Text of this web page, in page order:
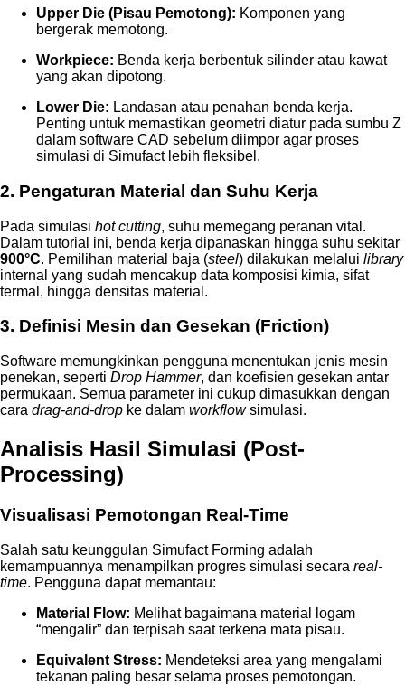
Upper Die (Pisau Pemotong): Komponen yang
bergerak memotong.
Workpiece: Benda kerja berbentuk silinder atau kawat
yang akan dipotong.
Lower Die: Landasan atau penahan benda kerja.
Penting untuk memastikan geometri diatur pada sumbu Z
dalam software CAD sebelum diimpor agar proses
simulasi di Simufact lebih fleksibel.
2. Pengaturan Material dan Suhu Kerja
Pada simulasi hot cutting, suhu memegang peranan vital.
Dalam tutorial ini, benda kerja dipanaskan hingga suhu sekitar
900°C. Pemilihan material baja (steel) dilakukan melalui library
internal yang sudah mencakup data komposisi kimia, sifat
termal, hingga densitas material.
3. Definisi Mesin dan Gesekan (Friction)
Software memungkinkan pengguna menentukan jenis mesin
penekan, seperti Drop Hammer, dan koefisien gesekan antar
permukaan. Semua parameter ini cukup dimasukkan dengan
cara drag-and-drop ke dalam workflowsimulasi.
Analisis Hasil Simulasi (Post-
Processing)
Visualisasi Pemotongan Real-Time
Salah satu keunggulan Simufact Forming adalah
kemampuannya menampilkan progres simulasi secara real-
time. Pengguna dapat memantau:
Material Flow: Melihat bagaimana material logam
“mengalir” dan terpisah saat terkena mata pisau.
Equivalent Stress: Mendeteksi area yang mengalami
tekanan paling besar selama proses pemotongan.